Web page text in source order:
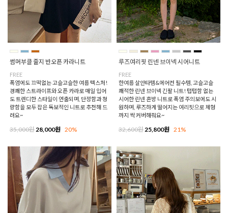
썸머부클 줄지 반오픈 카라니트
FREE
폭염에도 끄떡없는 고슬고슬한 여름 텍스처!
경쾌한 스트라이프와 오픈 카라로 매일 입어
도 트렌디한 스타일이 연출되며, 단정함과 청
량함을 모두 잡은 독보적인 니트로 추천해 드
려요~
35,000원 28,000원 20%
루즈여리핏 린넨 브이넥 시어니트
FREE
한여름 살안타템&에어컨 필수템, 고슬고슬
쾌적한 린넨 브이넥 긴팔 니트! 텁텁함 없는
시어한 린넨 혼방 니트로 폭염 주의보에도 시
원하며, 루즈하게 떨어지는 여리핏으로 체형
까지 싹 커버해줘요~
32,600원 25,800원 21%